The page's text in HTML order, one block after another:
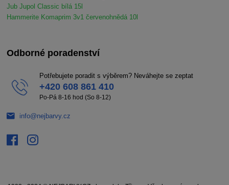
Jub Jupol Classic bílá 15l
Hammerite Komaprim 3v1 červenohnědá 10l
Odborné poradenství
Potřebujete poradit s výběrem? Neváhejte se zeptat
+420 608 861 410
Po-Pá 8-16 hod (So 8-12)
info@nejbarvy.cz